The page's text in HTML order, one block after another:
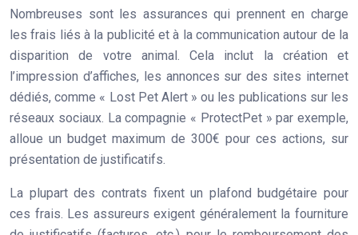
Nombreuses sont les assurances qui prennent en charge
les frais liés à la publicité et à la communication autour de la
disparition de votre animal. Cela inclut la création et
l’impression d’affiches, les annonces sur des sites internet
dédiés, comme « Lost Pet Alert » ou les publications sur les
réseaux sociaux. La compagnie « ProtectPet » par exemple,
alloue un budget maximum de 300€ pour ces actions, sur
présentation de justificatifs.
La plupart des contrats fixent un plafond budgétaire pour
ces frais. Les assureurs exigent généralement la fourniture